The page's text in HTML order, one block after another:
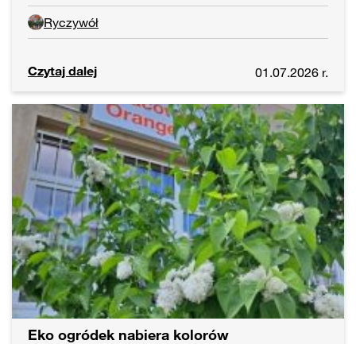
Ryczywół
Czytaj dalej 01.07.2026 r.
Eko ogródek nabiera kolorów